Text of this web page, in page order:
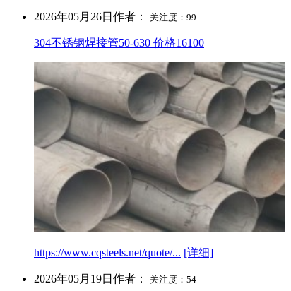
2026年05月26日 作者： 关注度：99
304不锈钢焊接管50-630 价格16100
https://www.cqsteels.net/quote/... [详细]
2026年05月19日 作者： 关注度：54